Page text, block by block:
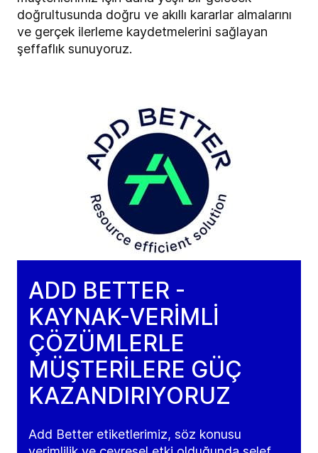
doğrultusunda doğru ve akıllı kararlar almalarını
ve gerçek ilerleme kaydetmelerini sağlayan
şeffaflık sunuyoruz.
ADD BETTER -
KAYNAK-VERİMLİ
ÇÖZÜMLERLE
MÜŞTERİLERE GÜÇ
KAZANDIRIYORUZ
Add Better etiketlerimiz, söz konusu